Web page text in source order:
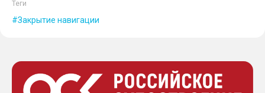
Теги
Закрытие навигации